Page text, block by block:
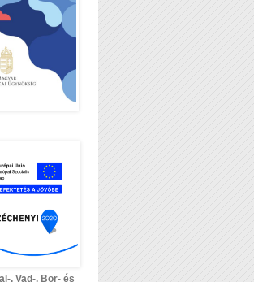
, Vad-, Bor- és